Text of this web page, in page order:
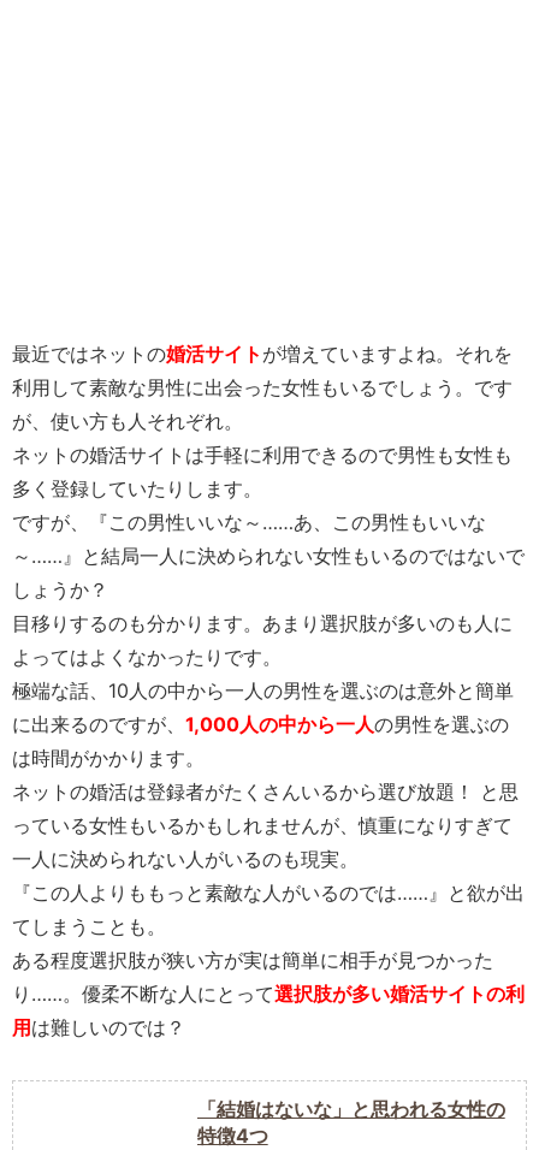
最近ではネットの婚活サイト が増えていますよね。それを
利用して素敵な男性に出会った女性もいるでしょう。です
が、使い方も人それぞれ。
ネットの婚活サイトは手軽に利用できるので男性も女性も
多く登録していたりします。
ですが、『この男性いいな～……あ、この男性もいいな
～……』と結局一人に決められない女性もいるのではないで
しょうか？
目移りするのも分かります。あまり選択肢が多いのも人に
よってはよくなかったりです。
極端な話、10人の中から一人の男性を選ぶのは意外と簡単
に出来るのですが、 1,000人の中から一人の男性を選ぶの
は時間がかかります。
ネットの婚活は登録者がたくさんいるから選び放題！ と思
っている女性もいるかもしれませんが、慎重になりすぎて
一人に決められない人がいるのも現実。
『この人よりももっと素敵な人がいるのでは……』と欲が出
てしまうことも。
ある程度選択肢が狭い方が実は簡単に相手が見つかった
り……。優柔不断な人にとって選択肢が多い婚活サイトの利
用 は難しいのでは？
「結婚はないな」と思われる女性の
特徴4つ